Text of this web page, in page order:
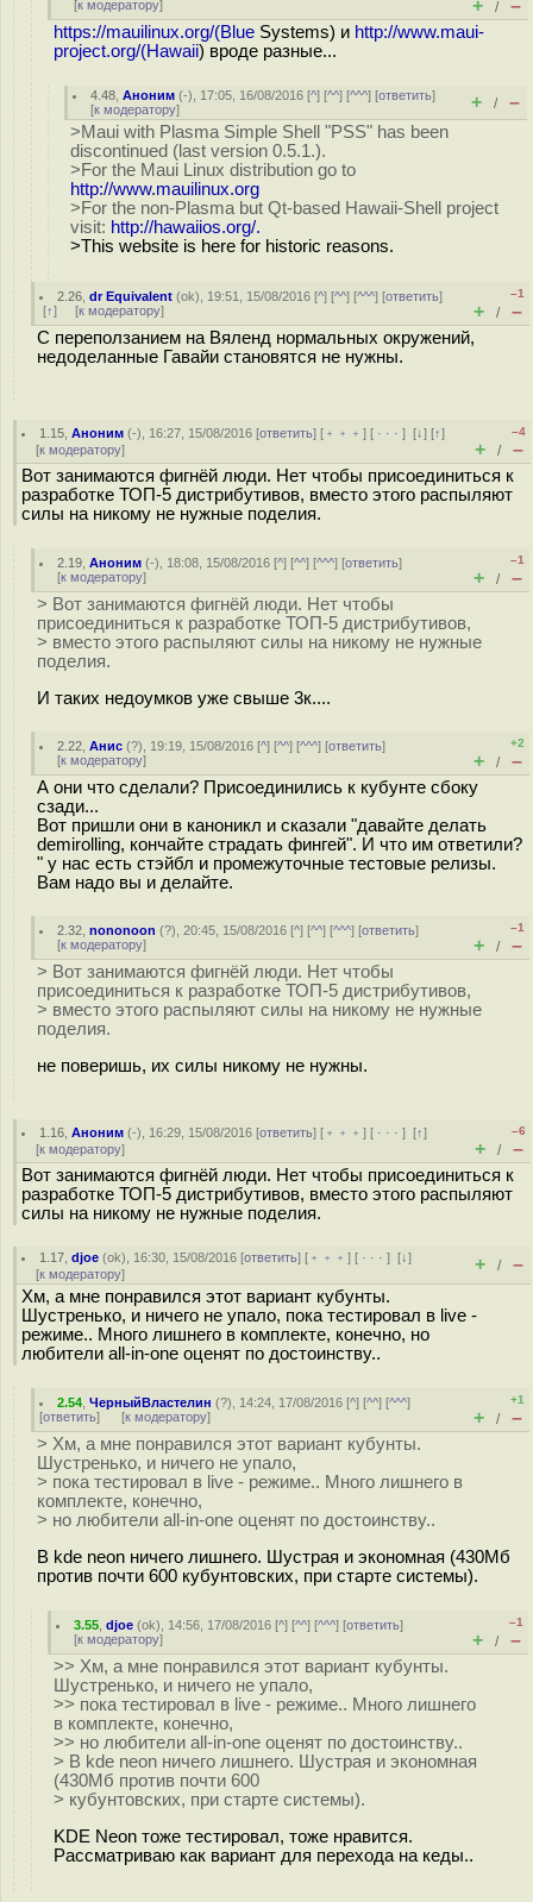
[к модератору] + / –
https://mauilinux.org/(Blue Systems) и http://www.maui-
project.org/(Hawaii) вроде разные...
4.48 ,Аноним (-), 17:05, 16/08/2016 [^] [^^] [^^^] [ответить]
[к модератору] + / –
>Maui with Plasma Simple Shell "PSS" has been
discontinued (last version 0.5.1.).
>For the Maui Linux distribution go to
http://www.mauilinux.org
>For the non-Plasma but Qt-based Hawaii-Shell project
visit: http://hawaiios.org/.
>This website is here for historic reasons.
2.26 ,dr Equivalent (ok), 19:51, 15/08/2016 [^] [^^] [^^^] [ответить]
[↑] [к модератору]
–1
+ / –
С переползанием на Вяленд нормальных окружений,
недоделанные Гавайи становятся не нужны.
1.15 ,Аноним (-), 16:27, 15/08/2016 [ответить] [ ﹢﹢﹢] [ · · ·][↓] [↑]
[к модератору]
–4
+ / –
Вот занимаются фигнёй люди. Нет чтобы присоединиться к
разработке ТОП-5 дистрибутивов, вместо этого распыляют
силы на никому не нужные поделия.
2.19 ,Аноним (-), 18:08, 15/08/2016 [^] [^^] [^^^] [ответить]
[к модератору]
–1
+ / –
> Вот занимаются фигнёй люди. Нет чтобы
присоединиться к разработке ТОП-5 дистрибутивов,
> вместо этого распыляют силы на никому не нужные
поделия.
И таких недоумков уже свыше 3к....
2.22 ,Анис (?), 19:19, 15/08/2016 [^] [^^] [^^^] [ответить]
[к модератору]
+2
+ / –
А они что сделали? Присоединились к кубунте сбоку
сзади...
Вот пришли они в каноникл и сказали "давайте делать
demirolling, кончайте страдать фингей". И что им ответили?
" у нас есть стэйбл и промежуточные тестовые релизы.
Вам надо вы и делайте.
2.32 ,nononoon (?), 20:45, 15/08/2016 [^] [^^] [^^^] [ответить]
[к модератору]
–1
+ / –
> Вот занимаются фигнёй люди. Нет чтобы
присоединиться к разработке ТОП-5 дистрибутивов,
> вместо этого распыляют силы на никому не нужные
поделия.
не поверишь, их силы никому не нужны.
1.16 ,Аноним (-), 16:29, 15/08/2016 [ответить] [ ﹢﹢﹢] [ · · ·][↑]
[к модератору]
–6
+ / –
Вот занимаются фигнёй люди. Нет чтобы присоединиться к
разработке ТОП-5 дистрибутивов, вместо этого распыляют
силы на никому не нужные поделия.
1.17 ,djoe (ok), 16:30, 15/08/2016 [ответить] [ ﹢﹢﹢] [ · · ·][↓]
[к модератору] + / –
Хм, а мне понравился этот вариант кубунты.
Шустренько, и ничего не упало, пока тестировал в live -
режиме.. Много лишнего в комплекте, конечно, но
любители all-in-one оценят по достоинству..
2.54 ,ЧерныйВластелин (?), 14:24, 17/08/2016 [^] [^^] [^^^]
[ответить] [к модератору]
+1
+ / –
> Хм, а мне понравился этот вариант кубунты.
Шустренько, и ничего не упало,
> пока тестировал в live - режиме.. Много лишнего в
комплекте, конечно,
> но любители all-in-one оценят по достоинству..
В kde neon ничего лишнего. Шустрая и экономная (430Мб
против почти 600 кубунтовских, при старте системы).
3.55 ,djoe (ok), 14:56, 17/08/2016 [^] [^^] [^^^] [ответить]
[к модератору]
–1
+ / –
>> Хм, а мне понравился этот вариант кубунты.
Шустренько, и ничего не упало,
>> пока тестировал в live - режиме.. Много лишнего
в комплекте, конечно,
>> но любители all-in-one оценят по достоинству..
> В kde neon ничего лишнего. Шустрая и экономная
(430Мб против почти 600
> кубунтовских, при старте системы).
KDE Neon тоже тестировал, тоже нравится.
Рассматриваю как вариант для перехода на кеды..